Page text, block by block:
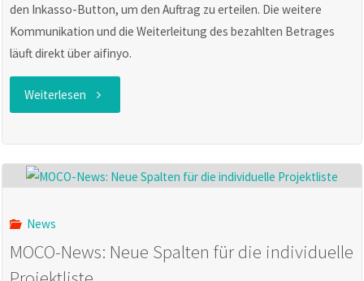
den Inkasso-Button, um den Auftrag zu erteilen. Die weitere
Kommunikation und die Weiterleitung des bezahlten Betrages
läuft direkt über aifinyo.
Weiterlesen "MOCO
Kostenloses
News
MOCO-News: Neue Spalten für die individuelle